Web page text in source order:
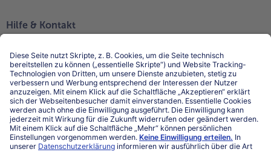
Hilfe & Kontakt
Kontakt
FAQ
Service
Unternehmen